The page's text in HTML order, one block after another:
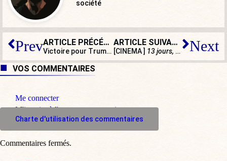
société
Prev ARTICLE PRÉCÉDENT
Victoire pour Trump : une nageuse trans se voit retirer ses médailles !
ARTICLE SUIVANT
[CINEMA ] 13 jours, 13 nuits , beau
Next
VOS COMMENTAIRES
Me connecter
M'inscrire à l'espace commentaire
Charte d'utilisation des commentaires
Commentaires fermés.